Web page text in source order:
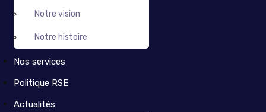
Notre vision
Notre histoire
Nos services
Politique RSE
Actualités